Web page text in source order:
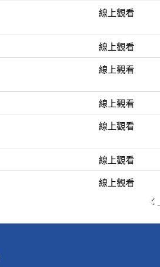
線上觀看
線上觀看
線上觀看
線上觀看
線上觀看
線上觀看
線上觀看